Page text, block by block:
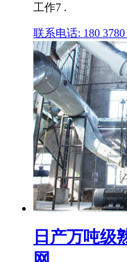
工作7 .
联系电话: 180 3780
日产万吨级